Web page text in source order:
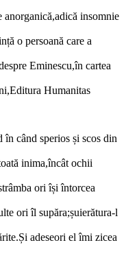
anorganică,adică insomnie
o persoană care a
Eminescu,în cartea
Humanitas
când sperios și scos din
inima,încât ochii
ori își întorcea
ori îl supăra;șuierătura-l
adeseori el îmi zicea